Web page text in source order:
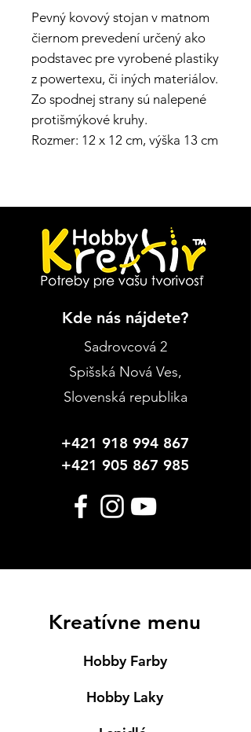
Pevný kovový stojan v matnom
čiernom prevedení určený ako
podstavec pre vyrobené plastiky
z powertexu, či iných materiálov.
Zo spodnej strany sú nalepené
protišmýkové kruhy.
Rozmer: 12 x 12 cm, výška 13 cm
Kde nás nájdete?
Sadrovcová 2
Spišská Nová Ves,
Slovenská republika
+421 918 994 867
+421 905 867 985
Kreatívne menu
Hobby Farby
Hobby Laky